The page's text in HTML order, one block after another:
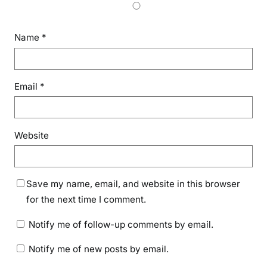
Name *
Email *
Website
Save my name, email, and website in this browser
for the next time I comment.
Notify me of follow-up comments by email.
Notify me of new posts by email.